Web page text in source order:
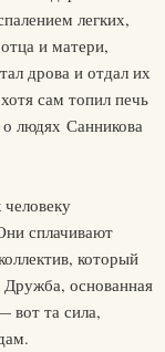
легких,
и матери,
дрова и отдал их
сам топил печь
людях Санникова
сплачивают
который
Дружба, основанная
вот та сила,